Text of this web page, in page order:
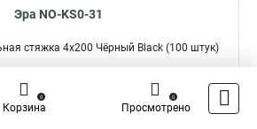
Эра NO-KS0-31
стяжка 4x200 Чёрный Black (100 штук)
Сравнить
Корзина
0
Просмотрено
0